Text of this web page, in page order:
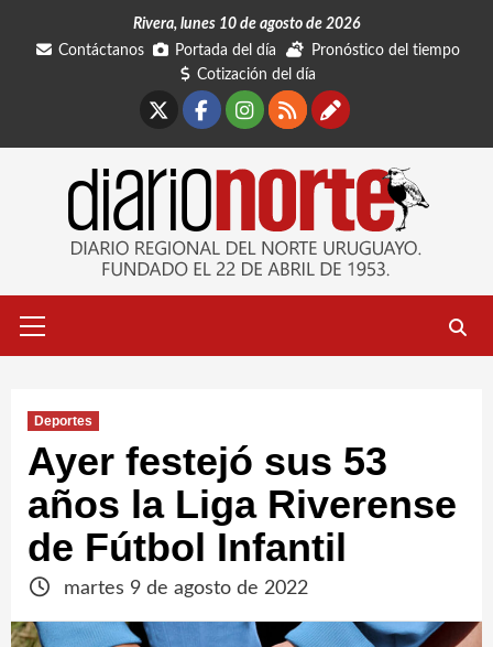
Rivera, lunes 10 de agosto de 2026
Contáctanos
Portada del día
Pronóstico del tiempo
Cotización del día
Facebook
Instagram
RSSContáctanos
primario
Deportes
Ayer festejó sus 53
años la Liga Riverense
de Fútbol Infantil
martes 9 de agosto de 2022